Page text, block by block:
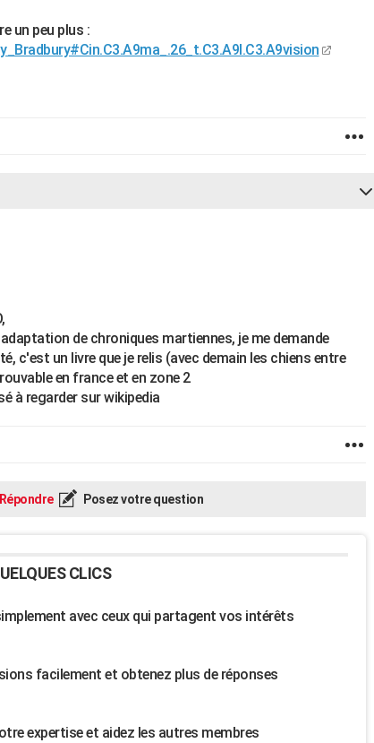
un peu plus :
de chroniques martiennes, je me demande
c'est un livre que je relis (avec demain les chiens entre
en france et en zone 2
à regarder sur wikipedia
Répondre Posez votre question
CLICS
avec ceux qui partagent vos intérêts
facilement et obtenez plus de réponses
expertise et aidez les autres membres